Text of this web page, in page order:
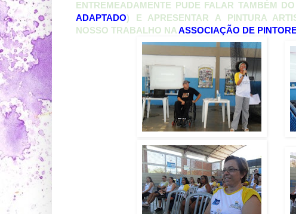
ENTREMEADAMENTE PUDE FALAR TAMBÉM
ADAPTADO) E APRESENTAR A PINTURA
NOSSO TRABALHO NAASSOCIAÇÃO DE